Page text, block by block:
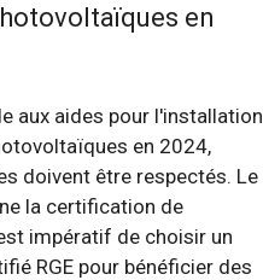
en
aux aides pour l'installation
en 2024,
doivent être respectés. Le
la certification de
impératif de choisir un
RGE pour bénéficier des